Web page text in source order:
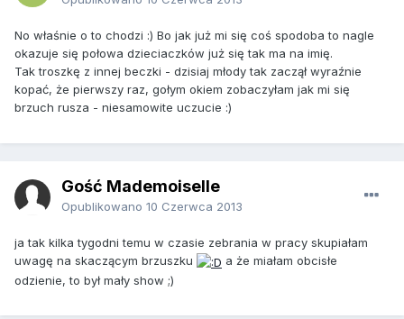
No właśnie o to chodzi :) Bo jak już mi się coś spodoba to nagle
okazuje się połowa dzieciaczków już się tak ma na imię.
Tak troszkę z innej beczki - dzisiaj młody tak zaczął wyraźnie
kopać, że pierwszy raz, gołym okiem zobaczyłam jak mi się
brzuch rusza - niesamowite uczucie :)
Gość Mademoiselle
Opublikowano 10 Czerwca 2013
ja tak kilka tygodni temu w czasie zebrania w pracy skupiałam
uwagę na skaczącym brzuszku
a że miałam obcisłe
odzienie, to był mały show ;)